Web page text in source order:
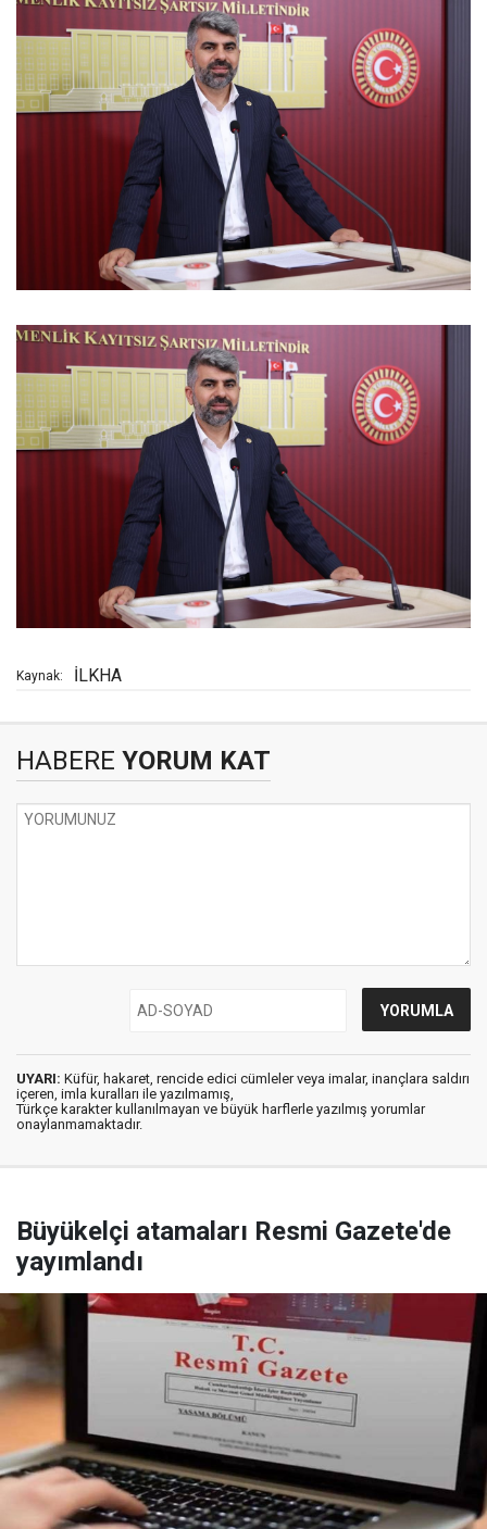
Kaynak: İLKHA
HABERE YORUM KAT
UYARI: Küfür, hakaret, rencide edici cümleler veya imalar, inançlara saldırı
içeren, imla kuralları ile yazılmamış,
Türkçe karakter kullanılmayan ve büyük harflerle yazılmış yorumlar
onaylanmamaktadır.
Büyükelçi atamaları Resmi Gazete'de
yayımlandı